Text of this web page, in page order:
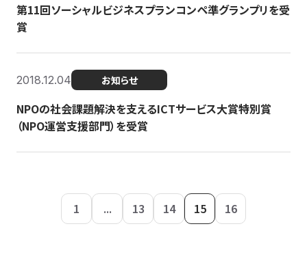
第11回ソーシャルビジネスプランコンペ準グランプリを受
賞
2018.12.04 お知らせ
NPOの社会課題解決を支えるICTサービス大賞特別賞
（NPO運営支援部門）を受賞
1 ... 13 14 15 16